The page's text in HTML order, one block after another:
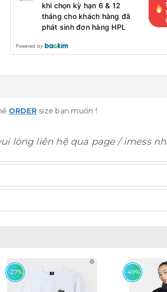
khi chọn kỳ hạn 6 & 12
tháng cho khách hàng đã
phát sinh đơn hàng HPL
Powered by
ORDERsize bạn muốn !
lòng liên hệ qua page / imess
-27% -49%